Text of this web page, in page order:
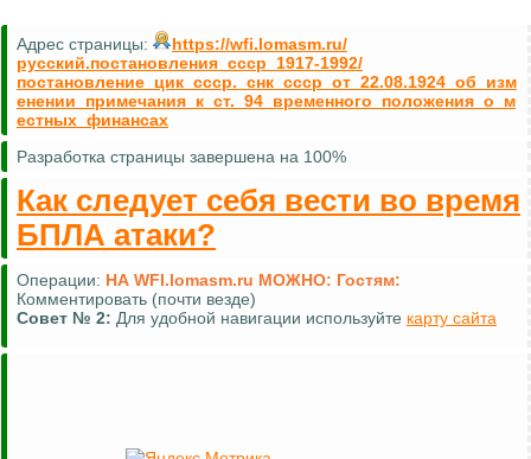
Адрес страницы:
https://wfi.lomasm.ru/
русский.постановления_ссср_1917-1992/
постановление_цик_ссср._снк_ссср_от_22.08.1924_об_изм
енении_примечания_к_ст._94_временного_положения_о_м
естных_финансах
Разработка страницы завершена на 100%
Как следует себя вести во время
БПЛА атаки?
Операции: НА WFI.lomasm.ru МОЖНО: Гостям:
Комментировать (почти везде)
Совет № 2: Для удобной навигации используйте карту сайта